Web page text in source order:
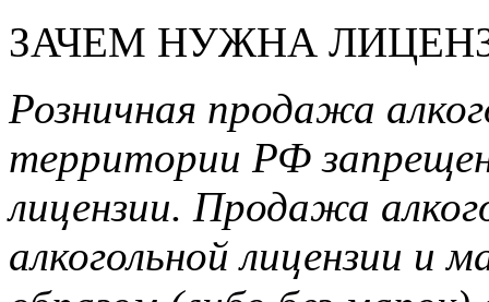
ЗАЧЕМ НУЖНА
Розничная продажа
территории РФ
лицензии. Продажа
алкогольной лицензии и